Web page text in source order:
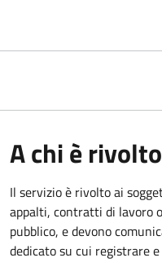
A chi è rivolto
Il servizio è rivolto ai
appalti, contratti di lavoro
pubblico, e devono
dedicato su cui registrare